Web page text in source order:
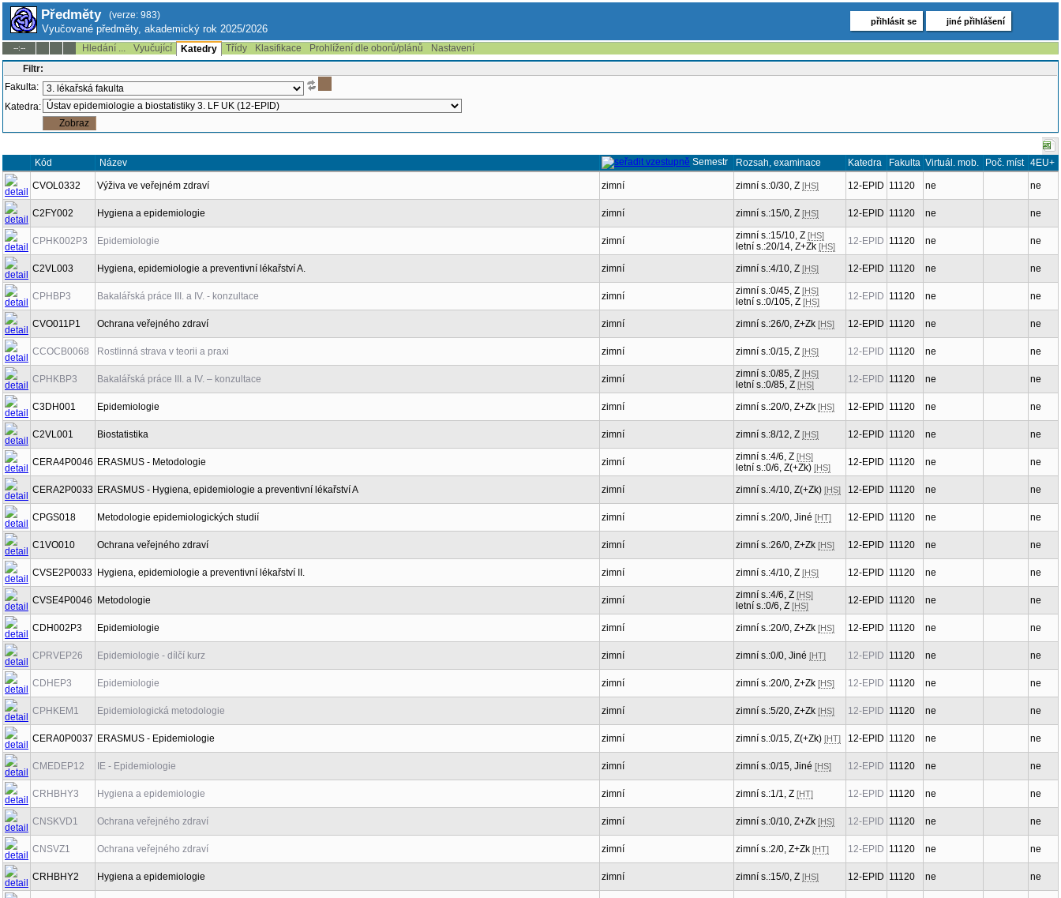
Předměty (verze: 983)
Vyučované předměty, akademický rok 2025/2026
přihlásit se jiné přihlášení
--:-- Hledání ... Vyučující Katedry Třídy Klasifikace Prohlížení dle oborů/plánů
Nastavení
Filtr:
Fakulta:
Katedra:
Kód Název Semestr Rozsah, examinace Katedra Fakulta Virtuál. mob. Poč. míst 4EU+
CVOL0332 Výživa ve veřejném zdraví zimní zimní s.:0/30, Z [HS] 12-EPID 11120 ne ne
C2FY002 Hygiena a epidemiologie zimní zimní s.:15/0, Z [HS] 12-EPID 11120 ne ne
CPHK002P3 Epidemiologie zimní zimní s.:15/10, Z [HS]
letní s.:20/14, Z+Zk [HS] 12-EPID 11120 ne ne
C2VL003 Hygiena, epidemiologie a preventivní lékařství A. zimní zimní s.:4/10, Z [HS] 12-EPID 11120 ne ne
CPHBP3 Bakalářská práce III. a IV. - konzultace zimní zimní s.:0/45, Z [HS]
letní s.:0/105, Z [HS] 12-EPID 11120 ne ne
CVO011P1 Ochrana veřejného zdraví zimní zimní s.:26/0, Z+Zk [HS] 12-EPID 11120 ne ne
CCOCB0068 Rostlinná strava v teorii a praxi zimní zimní s.:0/15, Z [HS] 12-EPID 11120 ne ne
CPHKBP3 Bakalářská práce III. a IV. – konzultace zimní zimní s.:0/85, Z [HS]
letní s.:0/85, Z [HS] 12-EPID 11120 ne ne
C3DH001 Epidemiologie zimní zimní s.:20/0, Z+Zk [HS] 12-EPID 11120 ne ne
C2VL001 Biostatistika zimní zimní s.:8/12, Z [HS] 12-EPID 11120 ne ne
CERA4P0046 ERASMUS - Metodologie zimní zimní s.:4/6, Z [HS]
letní s.:0/6, Z(+Zk) [HS] 12-EPID 11120 ne ne
CERA2P0033 ERASMUS - Hygiena, epidemiologie a preventivní lékařství A zimní zimní s.:4/10, Z(+Zk) [HS] 12-EPID 11120 ne ne
CPGS018 Metodologie epidemiologických studií zimní zimní s.:20/0, Jiné [HT] 12-EPID 11120 ne ne
C1VO010 Ochrana veřejného zdraví zimní zimní s.:26/0, Z+Zk [HS] 12-EPID 11120 ne ne
CVSE2P0033 Hygiena, epidemiologie a preventivní lékařství II. zimní zimní s.:4/10, Z [HS] 12-EPID 11120 ne ne
CVSE4P0046 Metodologie zimní zimní s.:4/6, Z [HS]
letní s.:0/6, Z [HS] 12-EPID 11120 ne ne
CDH002P3 Epidemiologie zimní zimní s.:20/0, Z+Zk [HS] 12-EPID 11120 ne ne
CPRVEP26 Epidemiologie - dílčí kurz zimní zimní s.:0/0, Jiné [HT] 12-EPID 11120 ne ne
CDHEP3 Epidemiologie zimní zimní s.:20/0, Z+Zk [HS] 12-EPID 11120 ne ne
CPHKEM1 Epidemiologická metodologie zimní zimní s.:5/20, Z+Zk [HS] 12-EPID 11120 ne ne
CERA0P0037 ERASMUS - Epidemiologie zimní zimní s.:0/15, Z(+Zk) [HT] 12-EPID 11120 ne ne
CMEDEP12 IE - Epidemiologie zimní zimní s.:0/15, Jiné [HS] 12-EPID 11120 ne ne
CRHBHY3 Hygiena a epidemiologie zimní zimní s.:1/1, Z [HT] 12-EPID 11120 ne ne
CNSKVD1 Ochrana veřejného zdraví zimní zimní s.:0/10, Z+Zk [HS] 12-EPID 11120 ne ne
CNSVZ1 Ochrana veřejného zdraví zimní zimní s.:2/0, Z+Zk [HT] 12-EPID 11120 ne ne
CRHBHY2 Hygiena a epidemiologie zimní zimní s.:15/0, Z [HS] 12-EPID 11120 ne ne